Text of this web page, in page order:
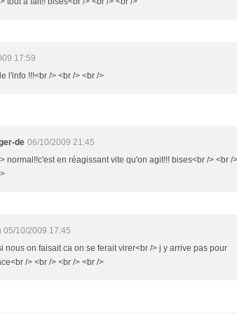
17:59
l'info !!!<br /> <br /> <br />
de 06/10/2009 21:45
normal!!c'est en réagissant vite qu'on agit!!! bises<br /> <br />
05/10/2009 17:45
nous on faisait ca on se ferait virer<br /> j y arrive pas pour
/> <br /> <br /> <br />